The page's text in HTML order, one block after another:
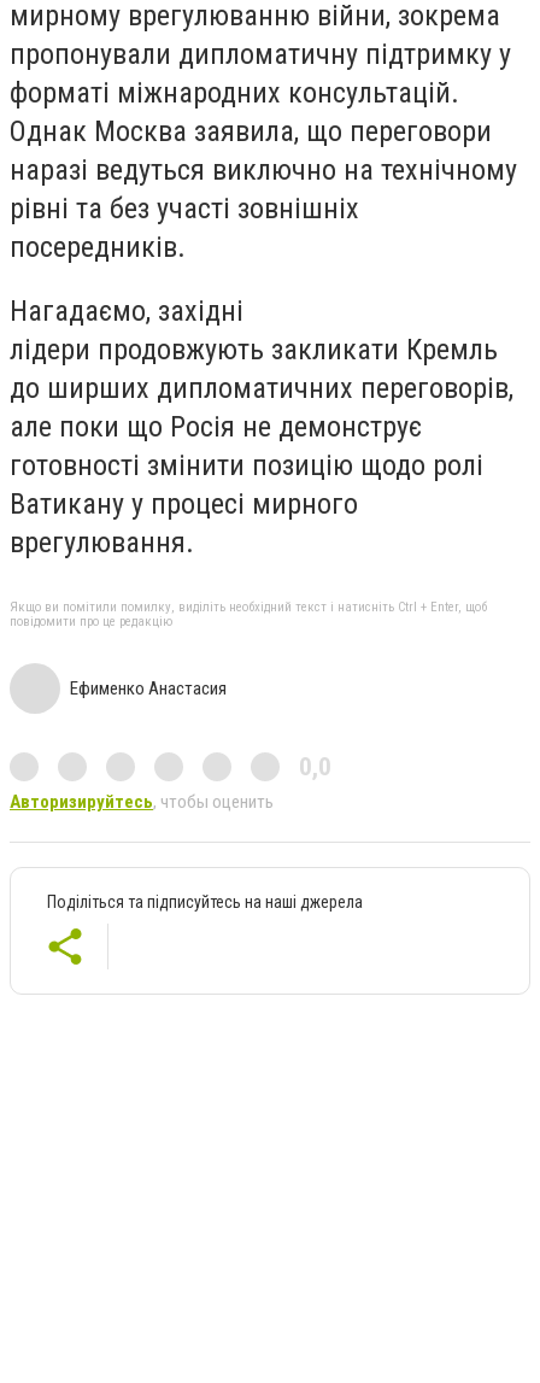
мирному врегулюванню війни, зокрема
пропонували дипломатичну підтримку у
форматі міжнародних консультацій.
Однак Москва заявила, що переговори
наразі ведуться виключно на технічному
рівні та без участі зовнішніх
посередників.
Нагадаємо, західні
лідери продовжують закликати Кремль
до ширших дипломатичних переговорів,
але поки що Росія не демонструє
готовності змінити позицію щодо ролі
Ватикану у процесі мирного
врегулювання.
Якщо ви помітили помилку, виділіть необхідний текст і натисніть Ctrl + Enter, щоб
повідомити про це редакцію
Ефименко Анастасия
0,0
Авторизируйтесь, чтобы оценить
Поділіться та підписуйтесь на наші джерела